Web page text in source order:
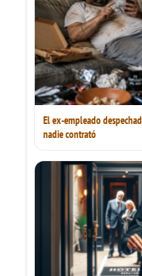
El ex-empleado
nadie contrató